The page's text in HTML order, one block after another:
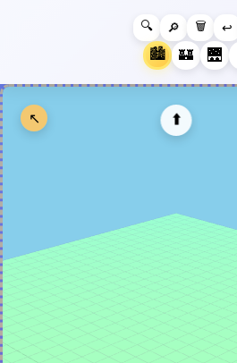
🏙️ 🏰 🌉
🔍 🔎 🗑️ ↩️
⬆️
↖️